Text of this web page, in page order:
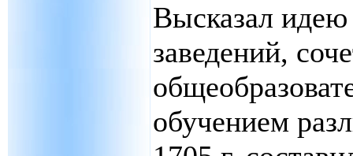
Высказал
заведений,
обучением